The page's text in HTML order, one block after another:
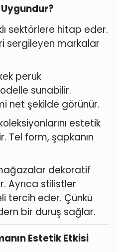
sektörlere hitap eder.
sergileyen markalar
peruk
sunabilir.
net şekilde görünür.
estetik
Tel form, şapkanın
dekoratif
Ayrıca stilistler
tercih eder. Çünkü
bir duruş sağlar.
Estetik Etkisi